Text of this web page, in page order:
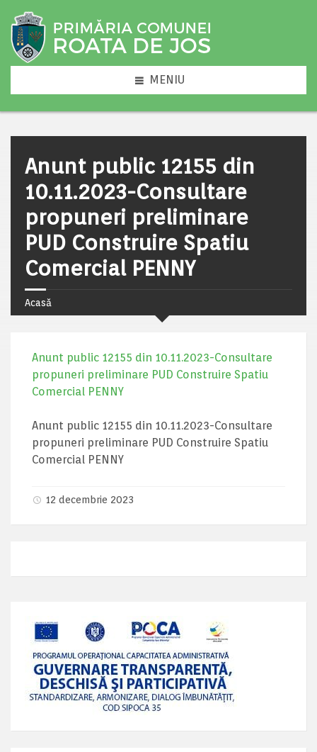
MENIU
Anunt public 12155 din
10.11.2023-Consultare
propuneri preliminare
PUD Construire Spatiu
Comercial PENNY
Acasă
Anunt public 12155 din 10.11.2023-Consultare
propuneri preliminare PUD Construire Spatiu
Comercial PENNY
Anunt public 12155 din 10.11.2023-Consultare
propuneri preliminare PUD Construire Spatiu
Comercial PENNY
12 decembrie 2023